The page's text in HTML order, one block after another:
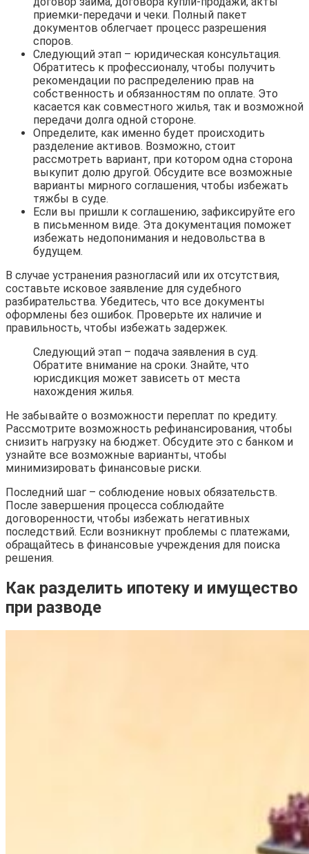
приемки-передачи и чеки. Полный пакет
документов облегчает процесс разрешения
споров.
Следующий этап – юридическая консультация.
Обратитесь к профессионалу, чтобы получить
рекомендации по распределению прав на
собственность и обязанностям по оплате. Это
касается как совместного жилья, так и возможной
передачи долга одной стороне.
Определите, как именно будет происходить
разделение активов. Возможно, стоит
рассмотреть вариант, при котором одна сторона
выкупит долю другой. Обсудите все возможные
варианты мирного соглашения, чтобы избежать
тяжбы в суде.
Если вы пришли к соглашению, зафиксируйте его
в письменном виде. Эта документация поможет
избежать недопонимания и недовольства в
будущем.
В случае устранения разногласий или их отсутствия,
составьте исковое заявление для судебного
разбирательства. Убедитесь, что все документы
оформлены без ошибок. Проверьте их наличие и
правильность, чтобы избежать задержек.
Следующий этап – подача заявления в суд.
Обратите внимание на сроки. Знайте, что
юрисдикция может зависеть от места
нахождения жилья.
Не забывайте о возможности переплат по кредиту.
Рассмотрите возможность рефинансирования, чтобы
снизить нагрузку на бюджет. Обсудите это с банком и
узнайте все возможные варианты, чтобы
минимизировать финансовые риски.
Последний шаг – соблюдение новых обязательств.
После завершения процесса соблюдайте
договоренности, чтобы избежать негативных
последствий. Если возникнут проблемы с платежами,
обращайтесь в финансовые учреждения для поиска
решения.
Как разделить ипотеку и имущество
при разводе